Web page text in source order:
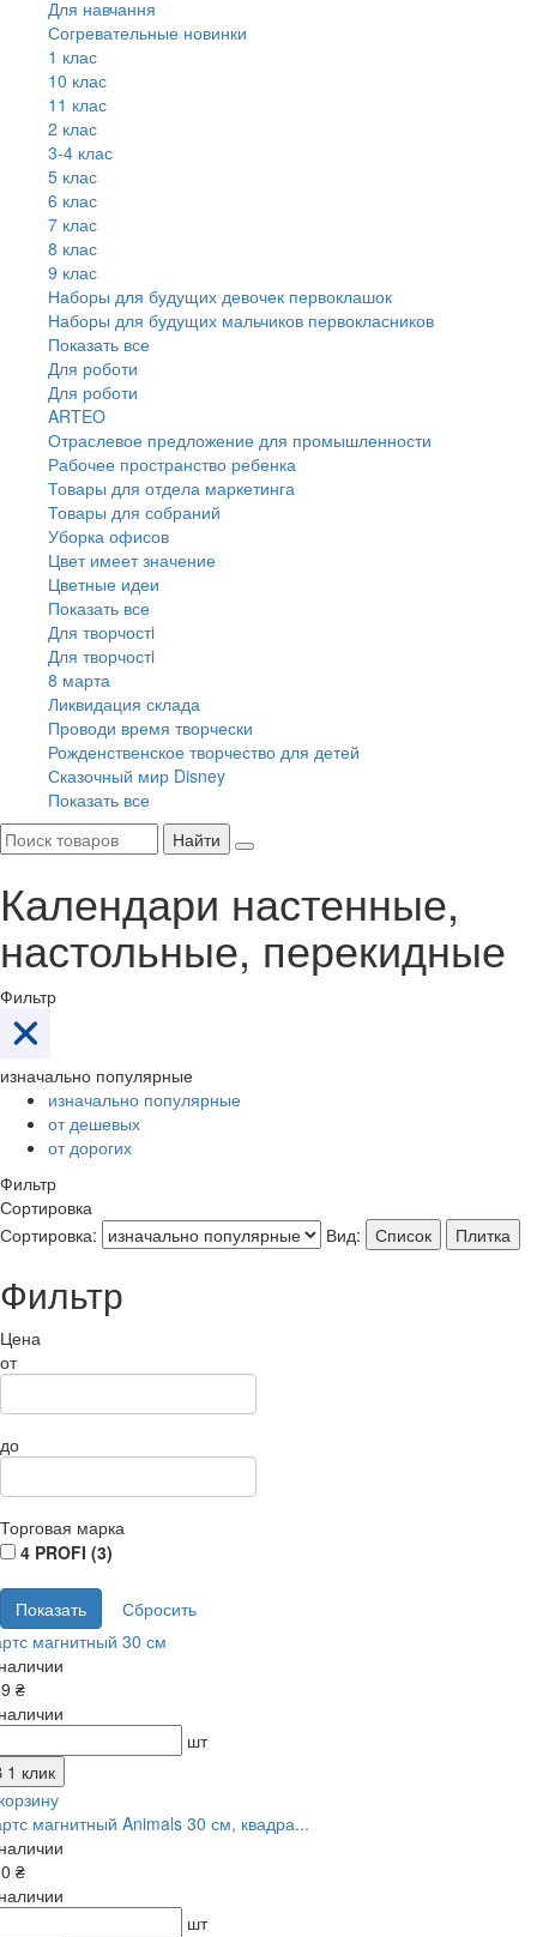
Для навчання
Согревательные новинки
1 клас
10 клас
11 клас
2 клас
3-4 клас
5 клас
6 клас
7 клас
8 клас
9 клас
Наборы для будущих девочек первоклашок
Наборы для будущих мальчиков первокласников
Показать все
Для роботи
Для роботи
ARTEO
Отраслевое предложение для промышленности
Рабочее пространство ребенка
Товары для отдела маркетинга
Товары для собраний
Уборка офисов
Цвет имеет значение
Цветные идеи
Показать все
Для творчостi
Для творчостi
8 марта
Ликвидация склада
Проводи время творчески
Рожденственское творчество для детей
Сказочный мир Disney
Показать все
Найти
Календари настенные,
настольные, перекидные
Фильтр
изначально популярные
изначально популярные
от дешевых
от дорогих
Фильтр
Сортировка
Сортировка:
Вид: Список Плитка
Фильтр
Цена
от
до
Торговая марка
4 PROFI (3)
магнитный 30 см
₴
шт
1 клик
магнитный Animals 30 см, квадра...
₴
шт